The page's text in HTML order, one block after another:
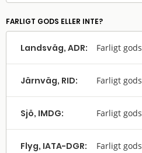
FARLIGT GODS ELLER INTE?
Landsväg, ADR: Farligt gods
Järnväg, RID: Farligt gods
Sjö, IMDG: Farligt gods
Flyg, IATA-DGR: Farligt gods